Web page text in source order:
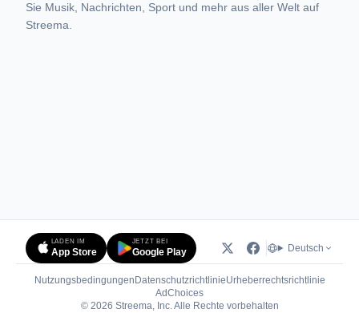
Sie Musik, Nachrichten, Sport und mehr aus aller Welt auf
Streema.
LADEN IM
App Store
JETZT BEI
Google Play Deutsch
Nutzungsbedingungen DatenschutzrichtlinieUrheberrechtsrichtlinie
AdChoices(öffnet in neuem Tab)
© 2026 Streema, Inc. Alle Rechte vorbehalten